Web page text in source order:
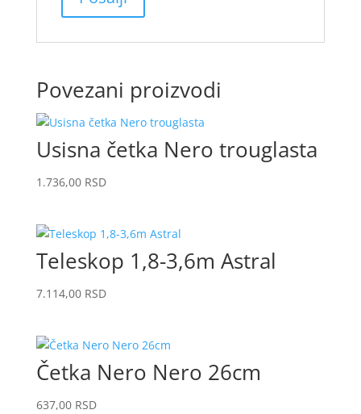
Povezani proizvodi
Usisna četka Nero trouglasta
1.736,00RSD
Teleskop 1,8-3,6m Astral
7.114,00RSD
Četka Nero Nero 26cm
637,00RSD